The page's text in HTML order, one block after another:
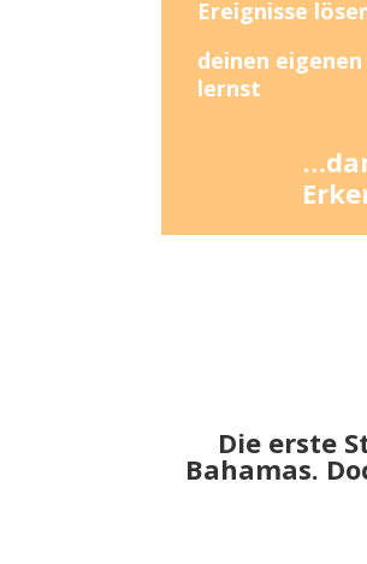
Ereignisse
deinen
lernst
Die erste
Bahamas.